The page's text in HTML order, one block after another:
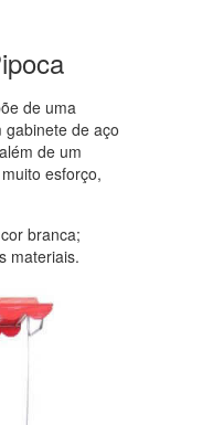
de uma
gabinete de aço
de um
esforço,
branca;
materiais.